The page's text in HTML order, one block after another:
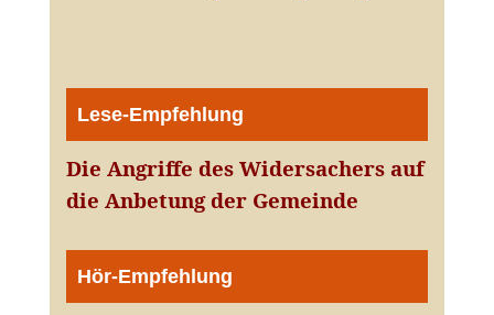
Lese-Empfehlung
Die Angriffe des Widersachers auf
die Anbetung der Gemeinde
Hör-Empfehlung